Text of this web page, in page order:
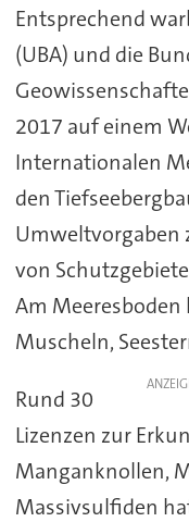
Entsprechend
(UBA) und die
2017 auf einem
Internationalen
den
Umweltvorgaben
von
Am
Muscheln,
Rund 30
Lizenzen zur
Manganknollen,
Massivsulfiden